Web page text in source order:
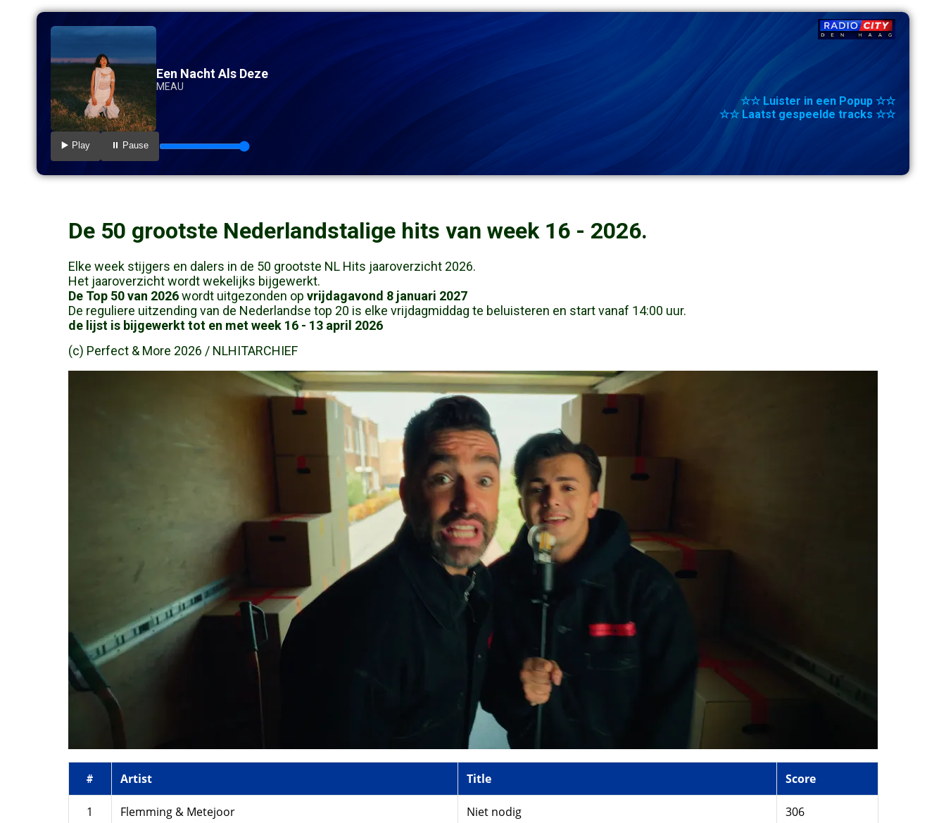
Een Nacht Als Deze
MEAU
▶️ Play ⏸️ Pause
☆☆ Luister in een Popup ☆☆
☆☆ Laatst gespeelde tracks ☆☆
De 50 grootste Nederlandstalige hits van week 16 - 2026.
Elke week stijgers en dalers in de 50 grootste NL Hits jaaroverzicht 2026.
Het jaaroverzicht wordt wekelijks bijgewerkt.
De Top 50 van 2026wordt uitgezonden op vrijdagavond 8 januari 2027
De reguliere uitzending van de Nederlandse top 20 is elke vrijdagmiddag te beluisteren en start vanaf 14:00 uur.
de lijst is bijgewerkt tot en met week 16 - 13 april 2026
(c) Perfect & More 2026 / NLHITARCHIEF
# Artist Title Score
1 Flemming & Metejoor Niet nodig 306